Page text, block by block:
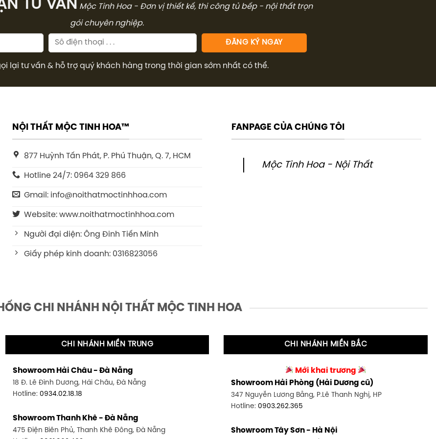
TƯ VẤN Mộc Tinh Hoa - Đơn vị thiết kế, thi công tủ bếp - nội thất trọn
gói chuyên nghiệp.
lại tư vấn & hỗ trợ quý khách hàng trong thời gian sớm nhất có thể.
NỘI THẤT MỘC TINH HOA™
877 Huỳnh Tấn Phát, P. Phú Thuận, Q. 7, HCM
Hotline 24/7: 0964 329 866
Gmail: info@noithatmoctinhhoa.com
Website: www.noithatmoctinhhoa.com
Người đại diện: Ông Đinh Tiến Minh
Giấy phép kinh doanh: 0316823056
FANPAGE CỦA CHÚNG TÔI
Mộc Tinh Hoa - Nội Thất
CHI NHÁNH NỘI THẤT MỘC TINH HOA
CHI NHÁNH MIỀN TRUNG
Showroom Hải Châu - Đà Nẵng
18 Đ. Lê Đình Dương, Hải Châu, Đà Nẵng
Hotline: 0934.02.18.18
Showroom Thanh Khê - Đà Nẵng
475 Điện Biên Phủ, Thanh Khê Đông, Đà Nẵng
CHI NHÁNH MIỀN BẮC
Mới khai trương
Showroom Hải Phòng (Hải Dương cũ)
347 Nguyễn Lương Bằng, P.Lê Thanh Nghị, HP
Hotline:0903.262.365
Showroom Tây Sơn - Hà Nội